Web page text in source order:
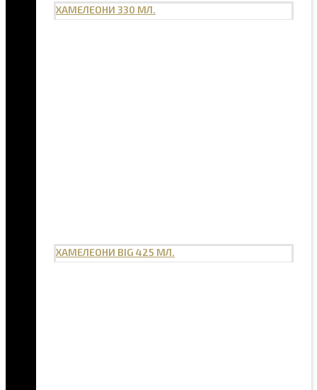
ХАМЕЛЕОНИ 330 МЛ.
ХАМЕЛЕОНИ BIG 425 МЛ.